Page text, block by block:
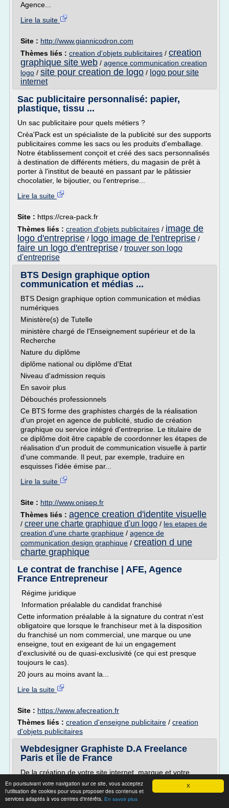
X
En poursuivant votre navigation sur ce site, vous acceptez
l'utilisation de cookies pour vous proposer des contenus et
services adaptés à vos centres d'intérêts. En savoir plus
Agence...
Lire la suite
Site : http://www.giannicodron.com
Thèmes liés : creation d'objets publicitaires / creation
graphique site web / agence communication creation
logo / site pour creation de logo / logo pour site
internet
Sac publicitaire personnalisé: papier,
plastique, tissu ...
Un sac publicitaire pour quels métiers ?
Créa'Pack est un spécialiste de la publicité sur des supports
publicitaires comme les sacs ou les produits d'emballage.
Notre établissement conçoit et créé des sacs personnalisés
à destination de différents métiers, du magasin de prêt à
porter à l'institut de beauté en passant par le pâtissier
chocolatier, le bijoutier, ou l'entreprise...
Lire la suite
Site : https://crea-pack.fr
Thèmes liés : creation d'objets publicitaires / image de
logo d'entreprise / logo image de l'entreprise /
faire un logo d'entreprise / trouver son logo
d'entreprise
BTS Design graphique option
communication et médias ...
BTS Design graphique option communication et médias
numériques
Ministère(s) de Tutelle
ministère chargé de l'Enseignement supérieur et de la
Recherche
Nature du diplôme
diplôme national ou diplôme d'Etat
Niveau d'admission requis
En savoir plus
Débouchés professionnels
Ce BTS forme des graphistes chargés de la réalisation
d'un projet en agence de publicité, studio de création
graphique ou service intégré d'entreprise. Le titulaire de
ce diplôme doit être capable de coordonner les étapes de
réalisation d'un produit de communication visuelle à partir
d'une commande. Il peut, par exemple, traduire en
esquisses l'idée émise par...
Lire la suite
Site : http://www.onisep.fr
Thèmes liés : agence creation d'identite visuelle
/ creer une charte graphique d'un logo / les etapes de
creation d'une charte graphique / agence de
communication design graphique / creation d une
charte graphique
Le contrat de franchise | AFE, Agence
France Entrepreneur
Régime juridique
Information préalable du candidat franchisé
Cette information préalable à la signature du contrat n'est
obligatoire que lorsque le franchiseur met à la disposition
du franchisé un nom commercial, une marque ou une
enseigne, tout en exigeant de lui un engagement
d'exclusivité ou de quasi-exclusivité (ce qui est presque
toujours le cas).
20 jours au moins avant la...
Lire la suite
Site : https://www.afecreation.fr
Thèmes liés : creation d'enseigne publicitaire / creation
d'objets publicitaires
Webdesigner Graphiste D.A Freelance
Paris et Île de France
De la création de votre site internet, marque et votre
identité visuelle.
Sam-Webdesigner vous accompagne dans toute votre
stratégie à mettre en place